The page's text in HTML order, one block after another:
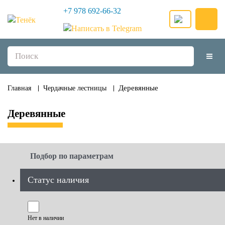
+7 978 692-66-32
Главная Чердачные лестницы Деревянные
Деревянные
Подбор по параметрам
Статус наличия
Нет в наличии